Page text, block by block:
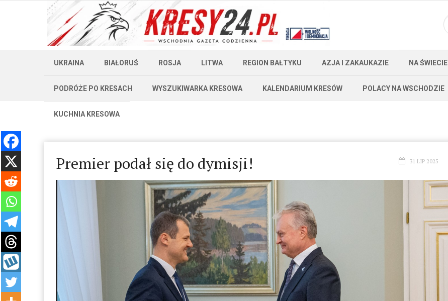
UKRAINA BIAŁORUŚ ROSJA LITWA REGION BAŁTYKU AZJA I ZAKAUKAZIE NA ŚWIECIE
PODRÓŻE PO KRESACH WYSZUKIWARKA KRESOWA KALENDARIUM KRESÓW POLACY NA WSCHODZIE
KUCHNIA KRESOWA
Premier podał się do dymisji! 31 LIP 2025